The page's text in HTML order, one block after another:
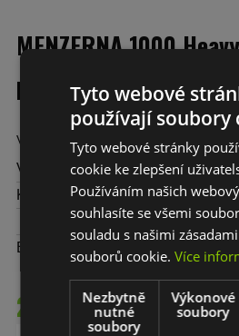
MENZERNA 1000
pasta
Vysoce účinná leštící látka pro
Výrobce:
Menzerna
Kód:
10811
Balení (l/kg):
215,- CZK
Tyto webové
používají soubory
Tyto webové stránky
cookie ke zlepšení
Používáním našich
souhlasíte se všemi
souladu s našimi
souborů cookie.Více
Nezbytně
nutné
soubory
Výkonové
soubory